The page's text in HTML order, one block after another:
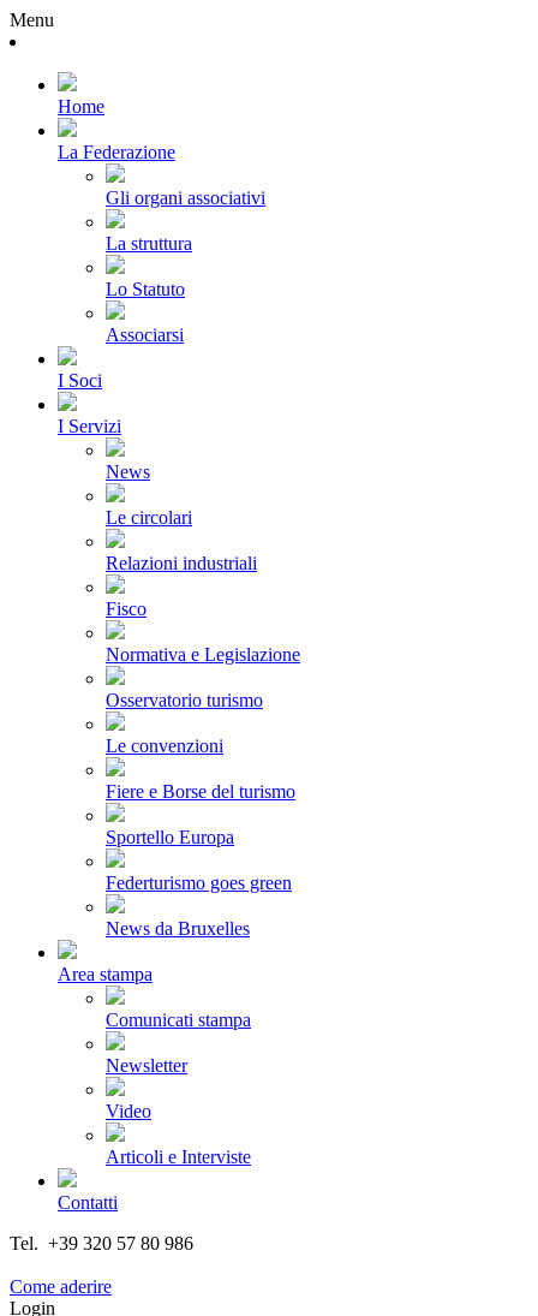
Menu
Home
La Federazione
Gli organi associativi
La struttura
Lo Statuto
Associarsi
I Soci
I Servizi
News
Le circolari
Relazioni industriali
Fisco
Normativa e Legislazione
Osservatorio turismo
Le convenzioni
Fiere e Borse del turismo
Sportello Europa
Federturismo goes green
News da Bruxelles
Area stampa
Comunicati stampa
Newsletter
Video
Articoli e Interviste
Contatti
Tel. +39 320 57 80 986
Come aderire
Login